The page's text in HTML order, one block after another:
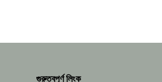
গুরুত্বপূর্ণ লিংক